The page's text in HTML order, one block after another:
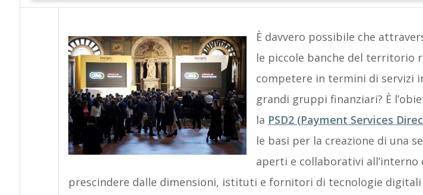
È davvero possibile che
le piccole banche del territorio
competere in termini di servizi
grandi gruppi finanziari? È
la PSD2 (Payment Services
le basi per la creazione di una
aperti e collaborativi all’interno
prescindere dalle dimensioni, istituti e fornitori di tecnologie